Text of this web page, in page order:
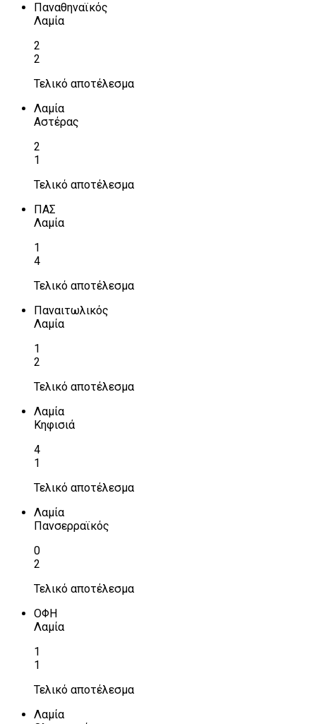
Παναθηναϊκός
Λαμία
2
2
Τελικό αποτέλεσμα
Λαμία
Αστέρας
2
1
Τελικό αποτέλεσμα
ΠΑΣ
Λαμία
1
4
Τελικό αποτέλεσμα
Παναιτωλικός
Λαμία
1
2
Τελικό αποτέλεσμα
Λαμία
Κηφισιά
4
1
Τελικό αποτέλεσμα
Λαμία
Πανσερραϊκός
0
2
Τελικό αποτέλεσμα
ΟΦΗ
Λαμία
1
1
Τελικό αποτέλεσμα
Λαμία